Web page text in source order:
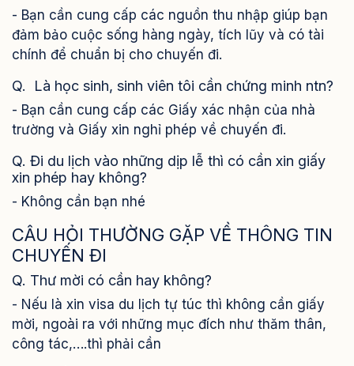
- Bạn cần cung cấp các nguồn thu nhập giúp bạn
đảm bảo cuộc sống hàng ngày, tích lũy và có tài
chính để chuẩn bị cho chuyến đi.
Q. Là học sinh, sinh viên tôi cần chứng minh ntn?
- Bạn cần cung cấp các Giấy xác nhận của nhà
trường và Giấy xin nghỉ phép về chuyến đi.
Q. Đi du lịch vào những dịp lễ thì có cần xin giấy
xin phép hay không?
- Không cần bạn nhé
CÂU HỎI THƯỜNG GẶP VỀ THÔNG TIN
CHUYẾN ĐI
Q. Thư mời có cần hay không?
- Nếu là xin visa du lịch tự túc thì không cần giấy
mời, ngoài ra với những mục đích như thăm thân,
công tác,….thì phải cần